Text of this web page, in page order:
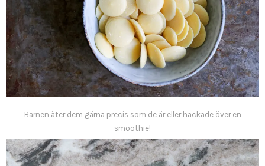
Barnen äter dem gärna precis som de är eller hackade över en
smoothie!